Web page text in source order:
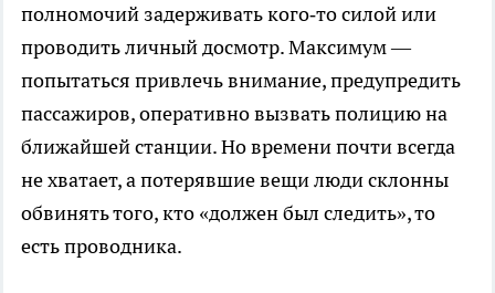
полномочий задерживать кого‑то силой или
проводить личный досмотр. Максимум —
попытаться привлечь внимание, предупредить
пассажиров, оперативно вызвать полицию на
ближайшей станции. Но времени почти всегда
не хватает, а потерявшие вещи люди склонны
обвинять того, кто «должен был следить», то
есть проводника.